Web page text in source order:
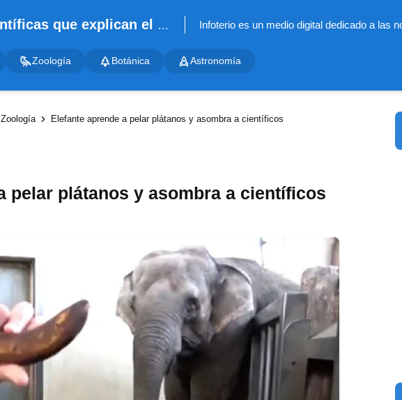
Infoterio - Noticias científicas que explican el mundo
Zoología Botánica Astronomía
Zoología Elefante aprende a pelar plátanos y asombra a científicos
pelar plátanos y asombra a científicos